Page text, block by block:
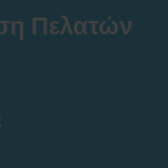
Πελατών